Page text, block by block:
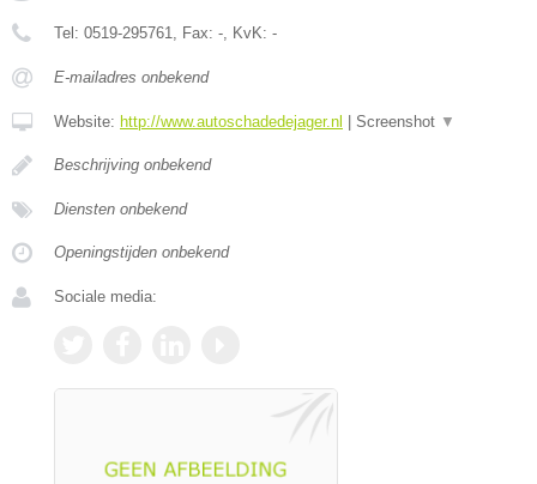
Tel: 0519-295761, Fax: -, KvK: -
E-mailadres onbekend
Website: http://www.autoschadedejager.nl Screenshot ▼
Beschrijving onbekend
Diensten onbekend
Openingstijden onbekend
Sociale media: